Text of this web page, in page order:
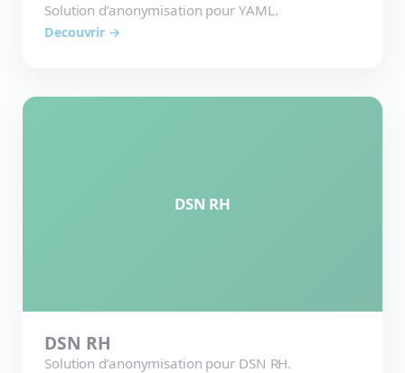
Solution d’anonymisation pour YAML.
Decouvrir →
DSN RH
DSN RH
Solution d’anonymisation pour DSN RH.